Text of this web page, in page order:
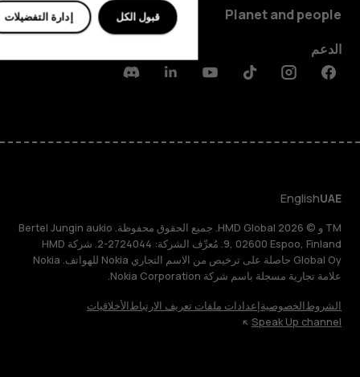
Planet and people
الدعم
Facebook
Instagram
Tiktok
Youtube
Linkedin
Discord
UAE
English
TM و © 2026 HMD Global. جميع الحقوق محفوظة. Bertel Jungin aukio
9, 02600 Espoo, Finland. مُعرِّف الشركة: 2724044-2. شركة HMD
Global Oy حاصلة على ترخيص من الاسم التجاري Nokia للهواتف. Nokia
علامة تجارية مسجلة باسم شركة Nokia Corporation.
الشروطالخصوصيةإعدادات ملفات تعريف الارتباطالأخلاقيات
Speak Up channel
إدارة التفضيلات قبول الكل